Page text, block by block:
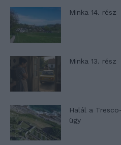
Minka 14. rész
Minka 13. rész
Halál a
ügy